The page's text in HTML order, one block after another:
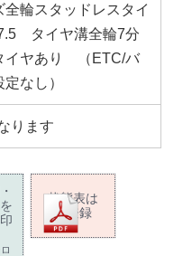
全輪スタッドレスタイ
タイヤ溝全輪7分
ヤあり （ETC/バ
なし）
ります
状態表は
未登録